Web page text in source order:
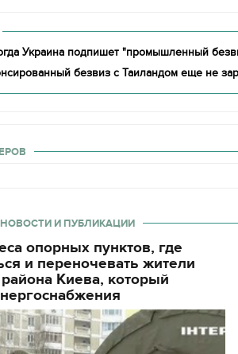
Украина подпишет "промышленный
безвиз с Таиландом еще не
И ПУБЛИКАЦИИ
опорных пунктов, где
и переночевать жители
Киева, который